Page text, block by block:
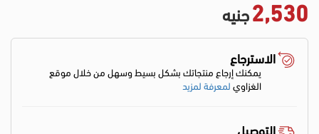
2,530جنيه
الاسترجاع
يمكنك إرجاع منتجاتك بشكل بسيط وسهل من خلال موقع
الغزاويلمعرفة لمزيد
التوصيل